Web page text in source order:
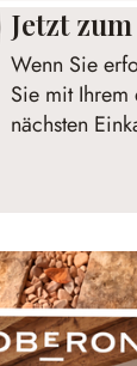
Jetzt
Wenn Sie
Sie mit Ihrem
nächsten